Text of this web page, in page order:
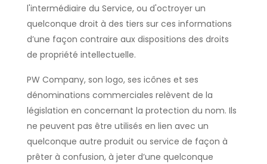
l'intermédiaire du Service, ou d'octroyer un
quelconque droit à des tiers sur ces informations
d’une façon contraire aux dispositions des droits
de propriété intellectuelle.
PW Company, son logo, ses icônes et ses
dénominations commerciales relèvent de la
législation en concernant la protection du nom. Ils
ne peuvent pas être utilisés en lien avec un
quelconque autre produit ou service de façon à
prêter à confusion, à jeter d’une quelconque